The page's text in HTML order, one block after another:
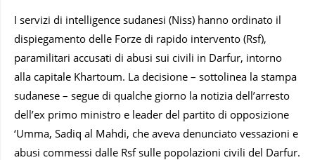
I servizi di intelligence sudanesi (Niss) hanno ordinato il
dispiegamento delle Forze di rapido intervento (Rsf),
paramilitari accusati di abusi sui civili in Darfur, intorno
alla capitale Khartoum. La decisione – sottolinea la stampa
sudanese – segue di qualche giorno la notizia dell’arresto
dell’ex primo ministro e leader del partito di opposizione
‘Umma, Sadiq al Mahdi, che aveva denunciato vessazioni e
abusi commessi dalle Rsf sulle popolazioni civili del Darfur.